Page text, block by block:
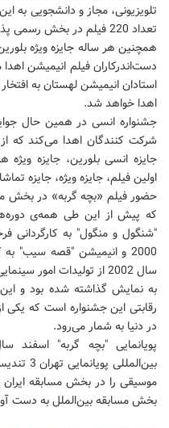
تلویزیونی، مجاز و دانشجویی به
تعداد 220 فیلم در بخش رسمی پذیرفته می‌شوند.
همچنین هر ساله جایزه ویژه
دست‌اندرکاران فیلم انیمیشن
استادان انیمیشن لهستان به
اهدا خواهد شد.
جشنواره انسی در همین حال
شرکت کنندگان اهدا می‌کند که
جایزه انسی بلورین، جایزه ویژه
اولین فیلم، جایزه ویژه، جایزه
حضور فیلم «بچه‌ گربه» در بخش
که پیش از این طی همه‌ی
"شنگول و منگول" به کارگردانی
2000 و انیمیشن "قصه سیب"
سال 2002 از تولیدات
به نمایش گذاشته شده بود و
رقابتی این جشنواره است که یکی
در دنیا به شمار می‌رود.
پویانمایی "بچه گربه"
موسیقی را در بخش‌ مسابقه ایران
بخش مسابقه بین‌الملل به دست